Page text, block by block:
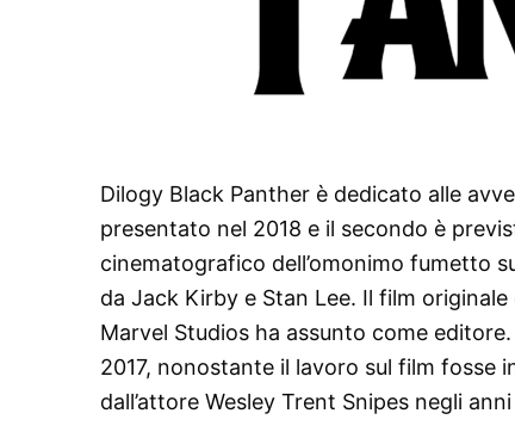
Dilogy Black Panther è dedicato alle
presentato nel 2018 e il secondo è
cinematografico dell’omonimo fumetto
da Jack Kirby e Stan Lee. Il film
Marvel Studios ha assunto come
2017, nonostante il lavoro sul film fosse
dall’attore Wesley Trent Snipes negli anni